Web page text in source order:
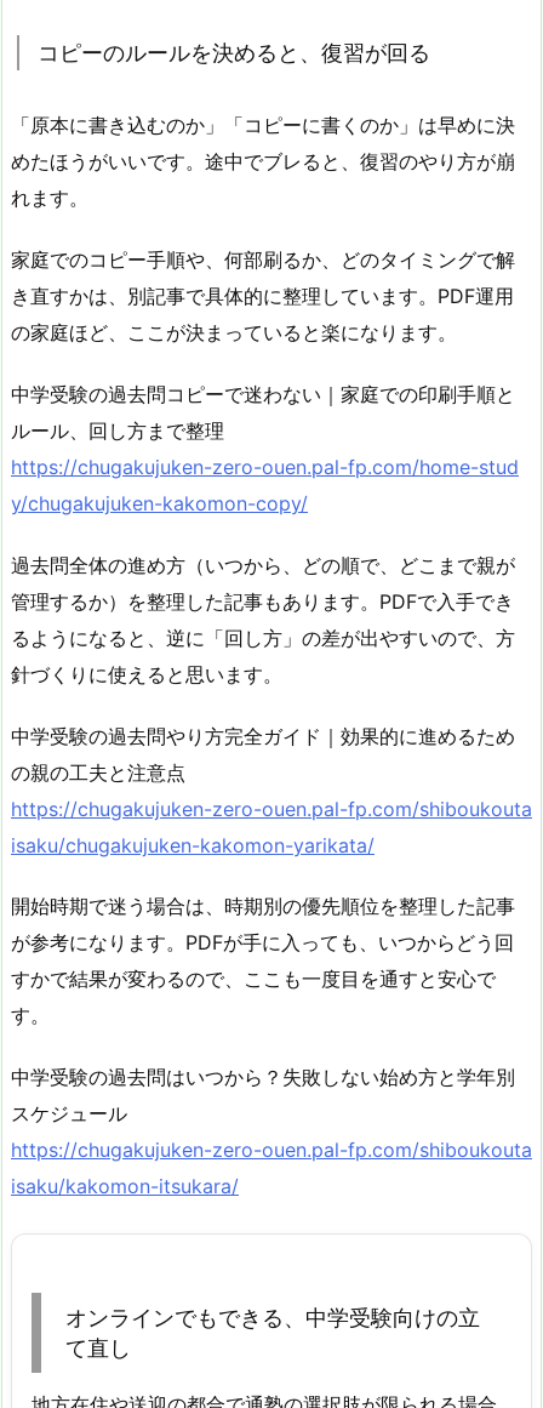
コピーのルールを決めると、復習が回る
「原本に書き込むのか」「コピーに書くのか」は早めに決
めたほうがいいです。途中でブレると、復習のやり方が崩
れます。
家庭でのコピー手順や、何部刷るか、どのタイミングで解
き直すかは、別記事で具体的に整理しています。PDF運用
の家庭ほど、ここが決まっていると楽になります。
中学受験の過去問コピーで迷わない｜家庭での印刷手順と
ルール、回し方まで整理
https://chugakujuken-zero-ouen.pal-fp.com/home-stud
y/chugakujuken-kakomon-copy/
過去問全体の進め方（いつから、どの順で、どこまで親が
管理するか）を整理した記事もあります。PDFで入手でき
るようになると、逆に「回し方」の差が出やすいので、方
針づくりに使えると思います。
中学受験の過去問やり方完全ガイド｜効果的に進めるため
の親の工夫と注意点
https://chugakujuken-zero-ouen.pal-fp.com/shiboukouta
isaku/chugakujuken-kakomon-yarikata/
開始時期で迷う場合は、時期別の優先順位を整理した記事
が参考になります。PDFが手に入っても、いつからどう回
すかで結果が変わるので、ここも一度目を通すと安心で
す。
中学受験の過去問はいつから？失敗しない始め方と学年別
スケジュール
https://chugakujuken-zero-ouen.pal-fp.com/shiboukouta
isaku/kakomon-itsukara/
オンラインでもできる、中学受験向けの立
て直し